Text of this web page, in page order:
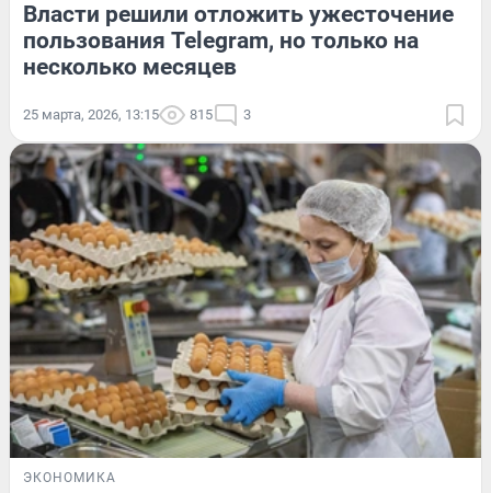
Власти решили отложить ужесточение
пользования Telegram, но только на
несколько месяцев
25 марта, 2026, 13:15 815 3
ЭКОНОМИКА